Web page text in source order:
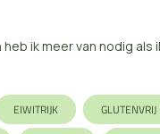
ik meer van nodig als
EIWITRIJK GLUTENVRIJ